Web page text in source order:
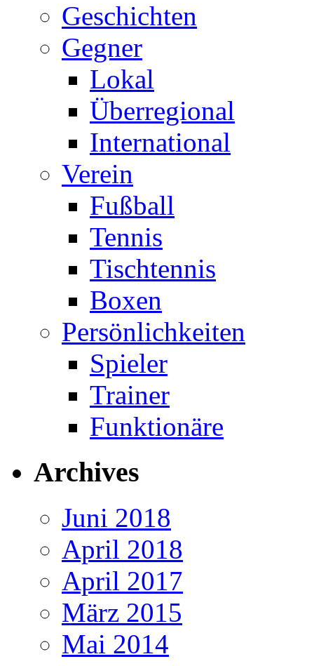
Geschichten
Gegner
Lokal
Überregional
International
Verein
Fußball
Tennis
Tischtennis
Boxen
Persönlichkeiten
Spieler
Trainer
Funktionäre
Archives
Juni 2018
April 2018
April 2017
März 2015
Mai 2014